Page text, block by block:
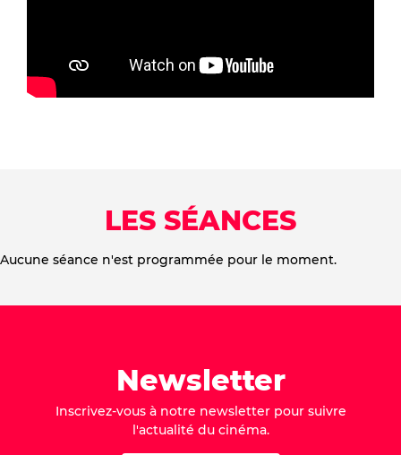
LES SÉANCES
Aucune séance n'est programmée pour le moment.
Newsletter
Inscrivez-vous à notre newsletter pour suivre
l'actualité du cinéma.